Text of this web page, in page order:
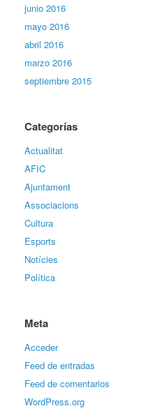
junio 2016
mayo 2016
abril 2016
marzo 2016
septiembre 2015
Categorías
Actualitat
AFIC
Ajuntament
Associacions
Cultura
Esports
Notícies
Política
Meta
Acceder
Feed de entradas
Feed de comentarios
WordPress.org